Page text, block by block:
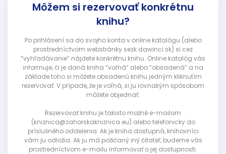
Môžem si rezervovať konkrétnu
knihu?
Po prihlásení sa do svojho konta v online katalógu (alebo
prostredníctvom webstránky sezk.dawinci.sk) si cez
“vyhľadávanie” nájdete konkrétnu knihu. Online katalóg vás
informuje, či je daná kniha “voľná” alebo “obsadená” a na
základe toho si môžete obsadenú knihu jedným kliknutím
rezervovať. V prípade, že je voľná, si ju rovnakým spôsobom
môžete objednať.
Rezervovať knihu je takisto možné e-mailom
(kniznica@zahorskakniznica.eu) alebo telefonicky do
príslušného oddelenia. Ak je kniha dostupná, knihovníci
vám ju odložia. Ak ju má požičaný iný čitateľ, budeme vás
prostredníctvom e-mailu informovať o jej dostupnosti.